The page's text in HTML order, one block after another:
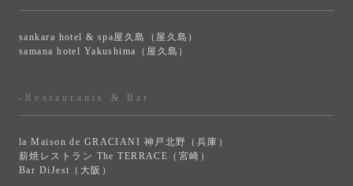
sankara hotel & spa屋久島（屋久島）
samana hotel Yakushima（屋久島）
-Restaurants & Bar
la Maison de GRACIANI 神戸北野（兵庫）
薪焼レストラン The TERRACE（宮崎）
Bar DiJest（大阪）